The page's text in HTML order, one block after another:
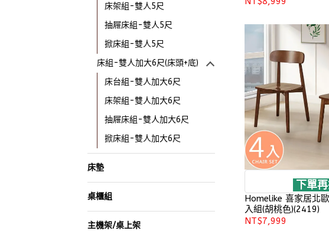
床架組-雙人5尺
抽屜床組-雙人5尺
掀床組-雙人5尺
床組-雙人加大6尺(床頭+底)
床台組-雙人加大6尺
床架組-雙人加大6尺
抽屜床組-雙人加大6尺
掀床組-雙人加大6尺
床墊
桌櫃組
主機架/桌上架
下單
Homelike 喜家居北
入組(胡桃色)(2419)
NT$7,999